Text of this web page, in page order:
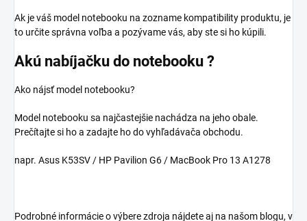
Ak je váš model notebooku na zozname kompatibility produktu, je
to určite správna voľba a pozývame vás, aby ste si ho kúpili.
Akú nabíjačku do notebooku ?
Ako nájsť model notebooku?
Model notebooku sa najčastejšie nachádza na jeho obale.
Prečítajte si ho a zadajte ho do vyhľadávača obchodu.
napr. Asus K53SV / HP Pavilion G6 / MacBook Pro 13 A1278
Podrobné informácie o výbere zdroja nájdete aj na našom blogu, v